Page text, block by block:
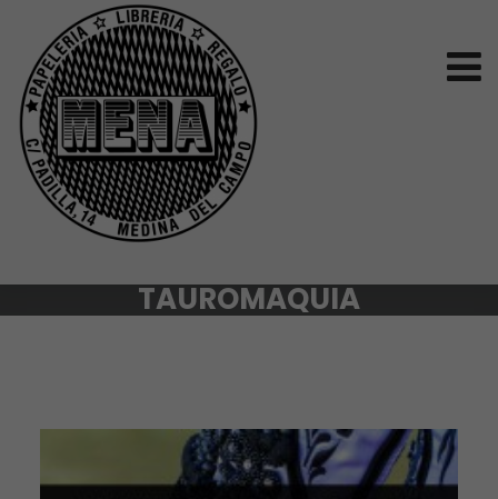
TAUROMAQUIA